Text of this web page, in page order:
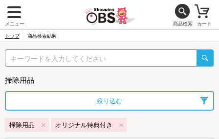
メニュー 商品検索 カート
トップ 商品検索結果
掃除用品
絞り込む
掃除用品 オリジナル特典付き